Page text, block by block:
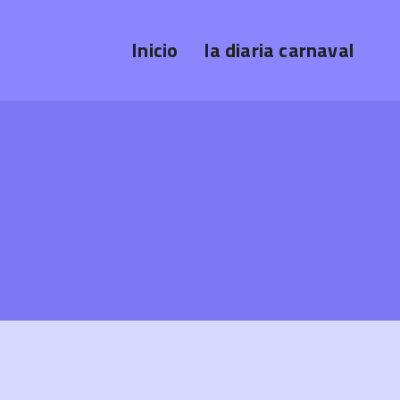
Inicio la diaria carnaval